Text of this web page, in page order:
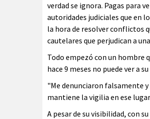
verdad se ignora. Pagas para
autoridades judiciales que en
la hora de resolver conflictos
cautelares que perjudican a
Todo empezó con un hombre
hace 9 meses no puede ver a
"Me denunciaron falsamente
mantiene la vigilia en ese
A pesar de su visibilidad, con